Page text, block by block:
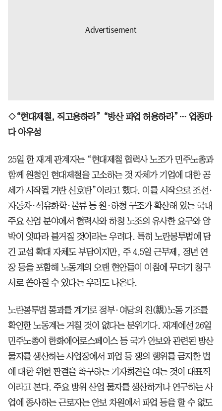
◇“현대제철, 직고용하라” “방산 파업 허용하라”… 업종마
다 아우성
25일 한 재계 관계자는 “현대제철 협력사 노조가 민주노총과
함께 원청인 현대제철을 고소하는 것 자체가 기업에 대한 공
세가 시작될 거란 신호탄”이라고 했다. 이를 시작으로 조선·
자동차·석유화학·물류 등 원·하청 구조가 확산해 있는 국내
주요 산업 분야에서 협력사와 하청 노조의 유사한 요구와 압
박이 잇따라 불거질 것이라는 우려다. 특히 노란봉투법에 담
긴 교섭 확대 자체도 부담이지만, 주 4.5일 근무제, 정년 연
장 등을 포함해 노동계의 오랜 현안들이 이참에 무더기 청구
서로 쏟아질 수 있다는 우려도 나온다.
노란봉투법 통과를 계기로 정부·여당의 친(親)노동 기조를
확인한 노동계는 거칠 것이 없다는 분위기다. 재계에선 26일
민주노총이 한화에어로스페이스 등 국가 안보와 관련된 방산
물자를 생산하는 사업장에서 파업 등 쟁의 행위를 금지한 법
에 대한 위헌 판결을 촉구하는 기자회견을 여는 것이 대표적
이라고 본다. 주요 방위 산업 물자를 생산하거나 연구하는 사
업에 종사하는 근로자는 안보 차원에서 파업 등을 할 수 없도